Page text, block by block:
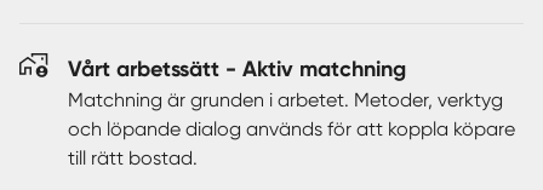
Vårt arbetssätt - Aktiv matchning
Matchning är grunden i arbetet. Metoder, verktyg
och löpande dialog används för att koppla köpare
till rätt bostad.